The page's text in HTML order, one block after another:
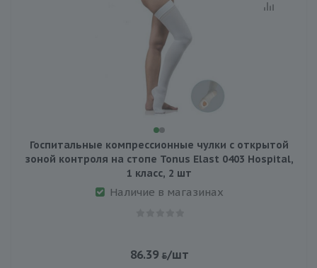
Госпитальные компрессионные чулки с открытой
зоной контроля на стопе Tonus Elast 0403 Hospital,
1 класс, 2 шт
Наличие в магазинах
86.39 /шт